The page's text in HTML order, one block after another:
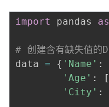
import pandas as
# 创建含有缺失值的
data = { 'Name' :
'Age' : [
'City' :